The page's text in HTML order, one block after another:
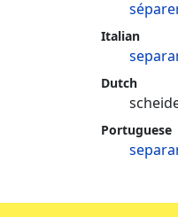
Italian
Dutch
Portuguese